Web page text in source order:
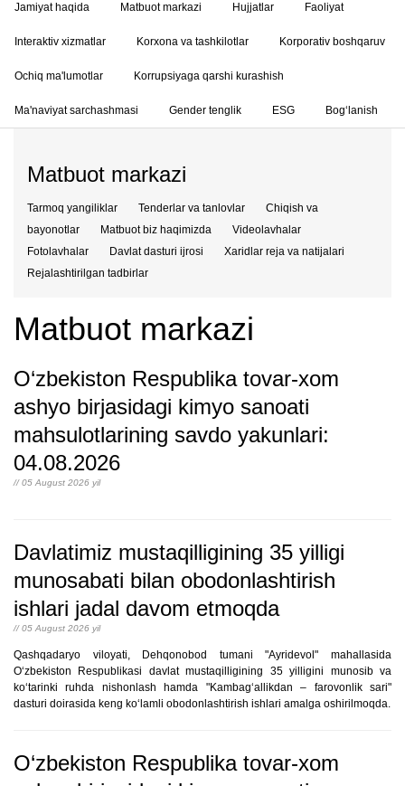
Jamiyat haqida Matbuot markazi Hujjatlar Faoliyat
Interaktiv xizmatlar Korxona va tashkilotlar Korporativ boshqaruv
Ochiq ma'lumotlar Korrupsiyaga qarshi kurashish
Ma'naviyat sarchashmasi Gender tenglik ESG Bog‘lanish
Matbuot markazi
Tarmoq yangiliklar Tenderlar va tanlovlar
Chiqish va
bayonotlar
Matbuot biz haqimizda
Videolavhalar
Fotolavhalar
Davlat dasturi ijrosi
Xaridlar reja va natijalari
Rejalashtirilgan tadbirlar
Matbuot markazi
O‘zbekiston Respublika tovar-xom
ashyo birjasidagi kimyo sanoati
mahsulotlarining savdo yakunlari:
04.08.2026
// 05 August 2026 yil
Davlatimiz mustaqilligining 35 yilligi
munosabati bilan obodonlashtirish
ishlari jadal davom etmoqda
// 05 August 2026 yil
Qashqadaryo viloyati, Dehqonobod tumani "Ayridevol" mahallasida
O‘zbekiston Respublikasi davlat mustaqilligining 35 yilligini munosib va
ko‘tarinki ruhda nishonlash hamda "Kambag‘allikdan – farovonlik sari"
dasturi doirasida keng ko‘lamli obodonlashtirish ishlari amalga oshirilmoqda.
O‘zbekiston Respublika tovar-xom